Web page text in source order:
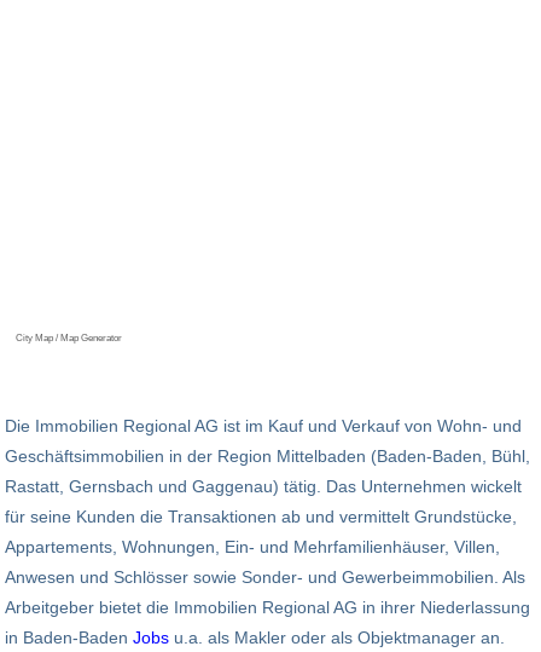
City Map / Map Generator
Die Immobilien Regional AG ist im Kauf und Verkauf von Wohn- und
Geschäftsimmobilien in der Region Mittelbaden (Baden-Baden, Bühl,
Rastatt, Gernsbach und Gaggenau) tätig. Das Unternehmen wickelt
für seine Kunden die Transaktionen ab und vermittelt Grundstücke,
Appartements, Wohnungen, Ein- und Mehrfamilienhäuser, Villen,
Anwesen und Schlösser sowie Sonder- und Gewerbeimmobilien. Als
Arbeitgeber bietet die Immobilien Regional AG in ihrer Niederlassung
in Baden-Baden Jobs u.a. als Makler oder als Objektmanager an.